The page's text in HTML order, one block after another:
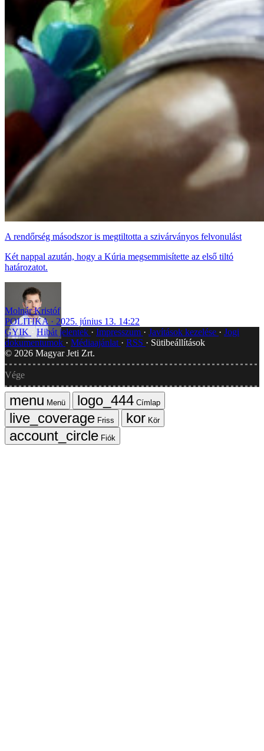
A rendőrség másodszor is megtiltotta a szivárványos felvonulást
Két nappal azután, hogy a Kúria megsemmisítette az első tiltó
határozatot.
Molnár Kristóf
POLITIKA
2025. június 13. 14:22
GYIK
Hibát jelentek Impresszum Javítások kezelése
Jogi
dokumentumok
Médiaajánlat RSS
Sütibeállítások
© 2026 Magyar Jeti Zrt.
Vége
Menü
Címlap
Friss
Kör
Fiók